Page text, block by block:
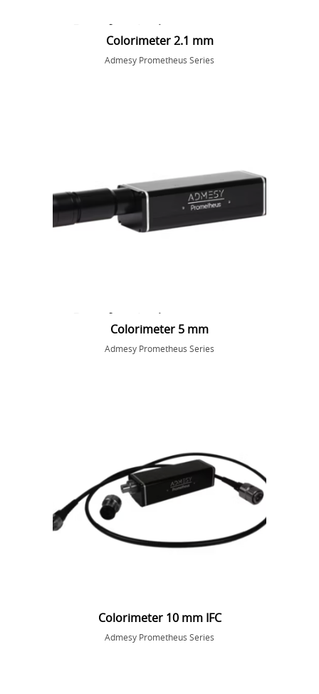
Colorimeter 2.1 mm
Admesy Prometheus Series
Colorimeter 5 mm
Admesy Prometheus Series
Colorimeter 10 mm IFC
Admesy Prometheus Series